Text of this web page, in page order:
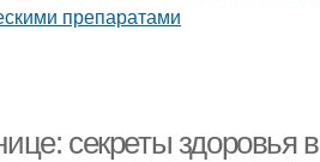
секреты здоровья